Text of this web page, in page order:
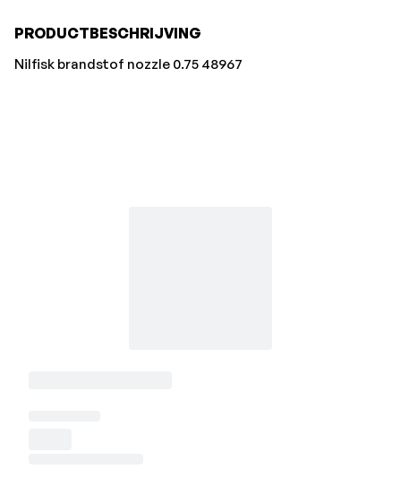
PRODUCTBESCHRIJVING
Nilfisk brandstof nozzle 0.75 48967